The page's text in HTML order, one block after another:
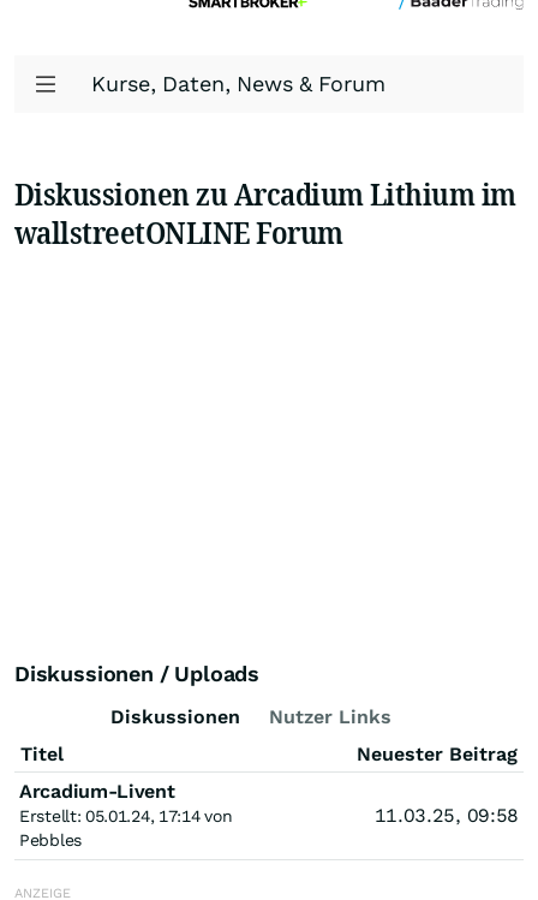
Kurse, Daten, News & Forum
Diskussionen zu Arcadium Lithium im
wallstreetONLINE Forum
Diskussionen / Uploads
Diskussionen
Nutzer Links
Titel
Neuester Beitrag
Arcadium-Livent
Erstellt: 05.01.24, 17:14 von
Pebbles
11.03.25, 09:58